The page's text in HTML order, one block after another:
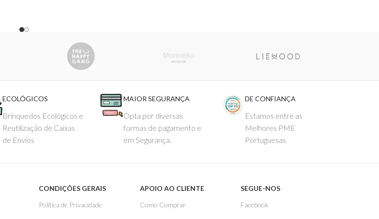
ECOLÓGICOS
Brinquedos Ecológicos e
Reutilização de Caixas
de Envios
MAIOR SEGURANÇA
Opta por diversas
formas de pagamento e
em Segurança.
DE CONFIANÇA
Estamos entre as
Melhores PME
Portuguesas
CONDIÇÕES GERAIS
Politica de Privacidade
APOIO AO CLIENTE
Como Comprar
SEGUE-NOS
Facebook